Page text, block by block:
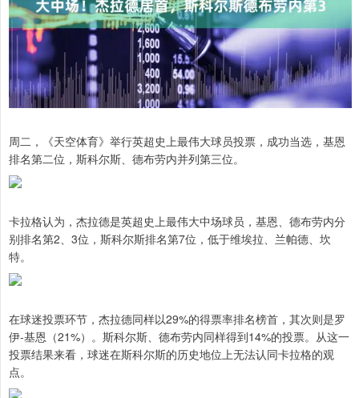
周二，《天空体育》举行英超史上最伟大球员投票，成功当选，基恩
排名第二位，斯科尔斯、德布劳内并列第三位。
卡拉格认为，杰拉德是英超史上最伟大中场球员，基恩、德布劳内分
别排名第2、3位，斯科尔斯排名第7位，低于维埃拉、兰帕德、坎
特。
在球迷投票环节，杰拉德同样以29%的得票率排名榜首，其次则是罗
伊-基恩（21%）。斯科尔斯、德布劳内同样得到14%的投票。从这一
投票结果来看，球迷在斯科尔斯的历史地位上无法认同卡拉格的观
点。